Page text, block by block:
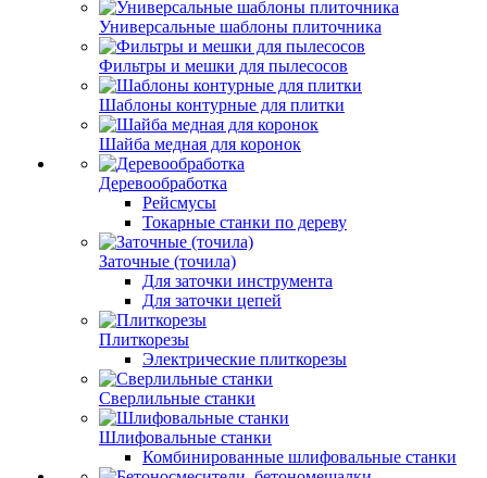
Универсальные шаблоны плиточника
Фильтры и мешки для пылесосов
Шаблоны контурные для плитки
Шайба медная для коронок
Деревообработка
Рейсмусы
Токарные станки по дереву
Заточные (точила)
Для заточки инструмента
Для заточки цепей
Плиткорезы
Электрические плиткорезы
Сверлильные станки
Шлифовальные станки
Комбинированные шлифовальные станки